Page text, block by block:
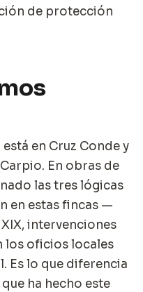
de protección
en Cruz Conde y
En obras de
las tres lógicas
en estas fincas —
intervenciones
los oficios locales
Es lo que diferencia
ha hecho este